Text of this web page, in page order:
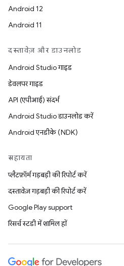
Android 12
Android 11
दस्तावेज़ और डाउनलोड
Android Studio गाइड
डेवलपर गाइड
API (एपीआई) संदर्भ
Android Studio डाउनलोड करें
Android एनडीके (NDK)
सहायता
प्लैटफ़ॉर्म गड़बड़ी की रिपोर्ट करें
दस्तावेज़ गड़बड़ी की रिपोर्ट करें
Google Play support
रिसर्च स्टडी में शामिल हों